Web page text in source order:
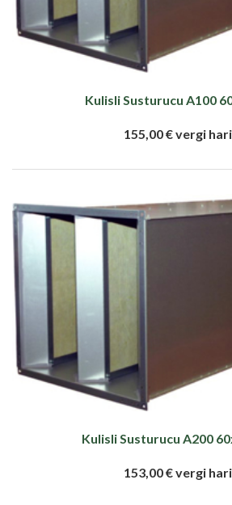
Kulisli Susturucu A100
155,00 € vergi
Kulisli Susturucu A200
153,00 € vergi